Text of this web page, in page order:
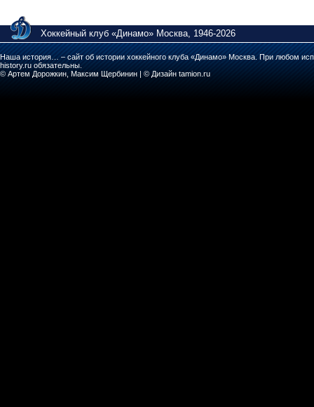
Хоккейный клуб «Динамо» Москва, 1946-2026
Наша история… – сайт об истории хоккейного клуба «Динамо» Москва. При любом
history.ru обязательны.
© Артем Дорожкин, Максим Щербинин | © Дизайн tamion.ru